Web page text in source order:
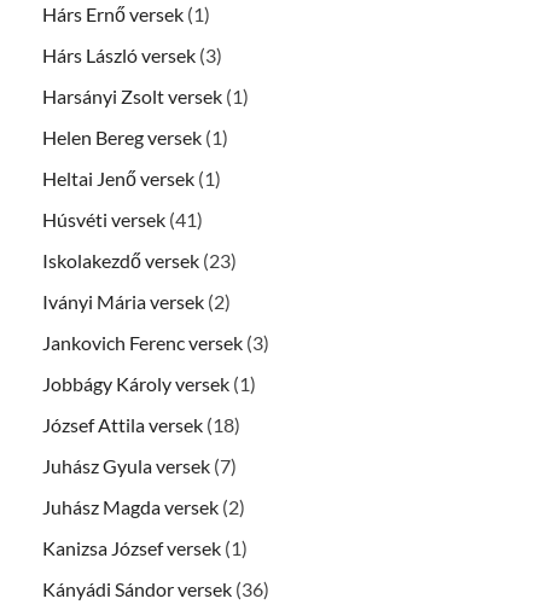
Hárs Ernő versek (1)
Hárs László versek (3)
Harsányi Zsolt versek (1)
Helen Bereg versek (1)
Heltai Jenő versek (1)
Húsvéti versek (41)
Iskolakezdő versek (23)
Iványi Mária versek (2)
Jankovich Ferenc versek (3)
Jobbágy Károly versek (1)
József Attila versek (18)
Juhász Gyula versek (7)
Juhász Magda versek (2)
Kanizsa József versek (1)
Kányádi Sándor versek (36)